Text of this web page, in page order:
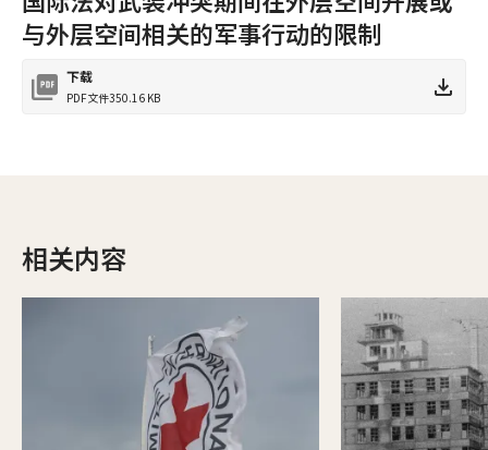
与外层空间相关的军事行动的限制
下载
PDF文件350.16 KB
相关内容